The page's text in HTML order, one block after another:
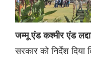
जम्मू एंड कश्मीर एंड
सरकार को निर्देश दिया